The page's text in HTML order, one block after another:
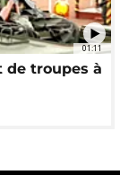
01:11
de troupes à